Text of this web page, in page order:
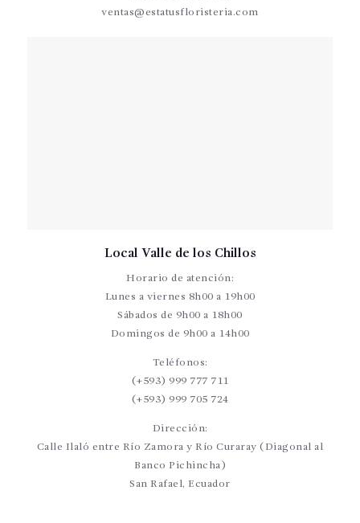
ventas@estatusfloristeria.com
Local Valle de los Chillos
Horario de atención:
Lunes a viernes 8h00 a 19h00
Sábados de 9h00 a 18h00
Domingos de 9h00 a 14h00
Teléfonos:
(+593) 999 777 711
(+593) 999 705 724
Dirección:
Calle Ilaló entre Río Zamora y Río Curaray (Diagonal al
Banco Pichincha)
San Rafael, Ecuador